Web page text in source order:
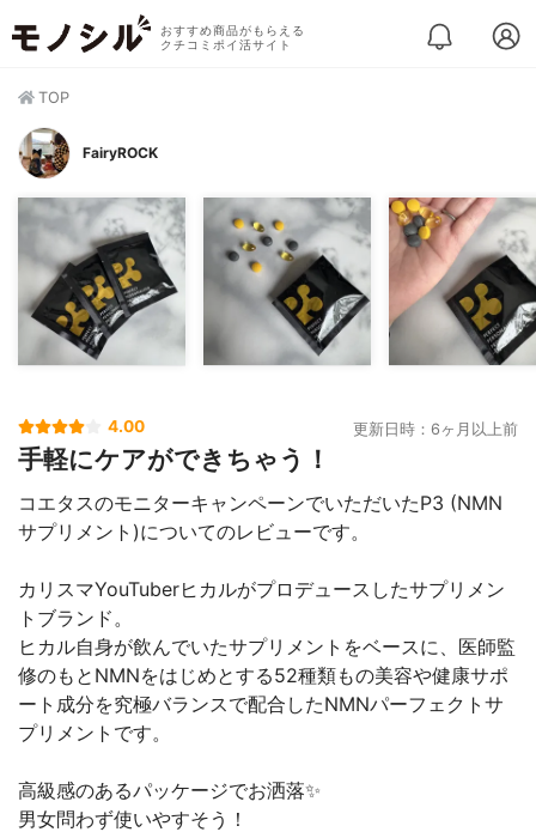
おすすめ商品がもらえる
クチコミポイ活サイト
TOP
FairyROCK
4.00 更新日時：6ヶ月以上前
手軽にケアができちゃう！
コエタスのモニターキャンペーンでいただいたP3 (NMN
サプリメント)についてのレビューです。
カリスマYouTuberヒカルがプロデュースしたサプリメン
トブランド。
ヒカル自身が飲んでいたサプリメントをベースに、医師監
修のもとNMNをはじめとする52種類もの美容や健康サポ
ート成分を究極バランスで配合したNMNパーフェクトサ
プリメントです。
高級感のあるパッケージでお洒落✨
男女問わず使いやすそう！